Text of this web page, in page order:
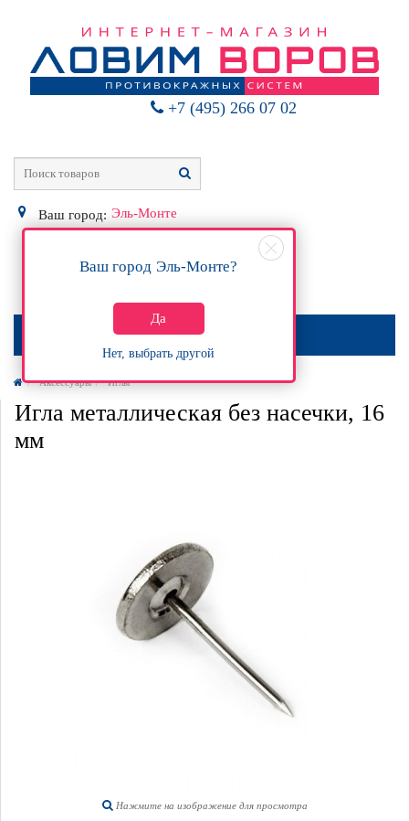
+7 (495) 266 07 02
Ваш город: Эль-Монте
Ваш город Эль-Монте?
Да
Нет, выбрать другой
0Р
МЕНЮ
Аксессуары Иглы
Игла металлическая без насечки, 16
мм
Нажмите на изображение для просмотра